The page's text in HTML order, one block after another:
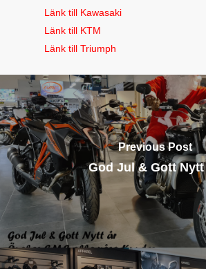
Länk till Kawasaki
Länk till KTM
Länk till Triumph
Previous Post
God Jul & Gott